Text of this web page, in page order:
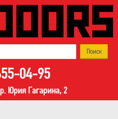
04-95
Юрия Гагарина, 2